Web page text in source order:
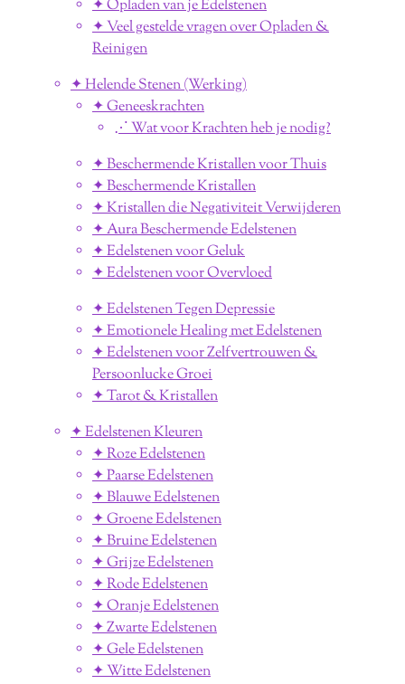
✦ Opladen van je Edelstenen
✦ Veel gestelde vragen over Opladen &
Reinigen
✦ Helende Stenen (Werking)
✦ Geneeskrachten
⋰ Wat voor Krachten heb je nodig?
✦ Beschermende Kristallen voor Thuis
✦ Beschermende Kristallen
✦ Kristallen die Negativiteit Verwijderen
✦ Aura Beschermende Edelstenen
✦ Edelstenen voor Geluk
✦ Edelstenen voor Overvloed
✦ Edelstenen Tegen Depressie
✦ Emotionele Healing met Edelstenen
✦ Edelstenen voor Zelfvertrouwen &
Persoonlucke Groei
✦ Tarot & Kristallen
✦ Edelstenen Kleuren
✦ Roze Edelstenen
✦ Paarse Edelstenen
✦ Blauwe Edelstenen
✦ Groene Edelstenen
✦ Bruine Edelstenen
✦ Grijze Edelstenen
✦ Rode Edelstenen
✦ Oranje Edelstenen
✦ Zwarte Edelstenen
✦ Gele Edelstenen
✦ Witte Edelstenen